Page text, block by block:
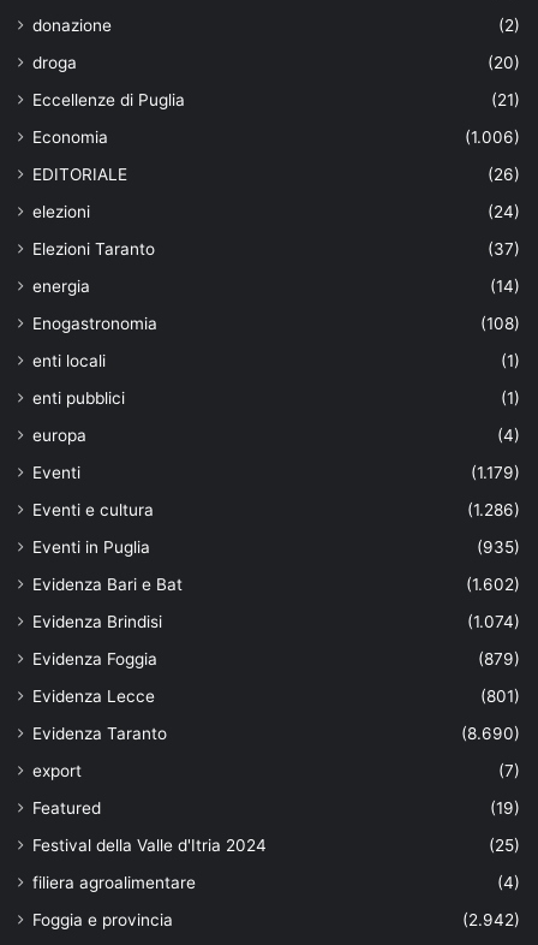
donazione
(2)
droga
(20)
Eccellenze di Puglia
(21)
Economia
(1.006)
EDITORIALE
(26)
elezioni
(24)
Elezioni Taranto
(37)
energia
(14)
Enogastronomia
(108)
enti locali
(1)
enti pubblici
(1)
europa
(4)
Eventi
(1.179)
Eventi e cultura
(1.286)
Eventi in Puglia
(935)
Evidenza Bari e Bat
(1.602)
Evidenza Brindisi
(1.074)
Evidenza Foggia
(879)
Evidenza Lecce
(801)
Evidenza Taranto
(8.690)
export
(7)
Featured
(19)
Festival della Valle d'Itria 2024
(25)
filiera agroalimentare
(4)
Foggia e provincia
(2.942)